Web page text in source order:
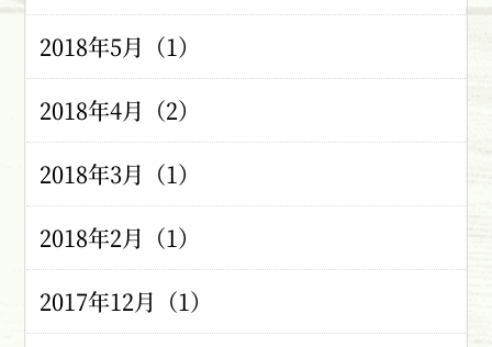
2018年5月（1）
2018年4月（2）
2018年3月（1）
2018年2月（1）
2017年12月（1）